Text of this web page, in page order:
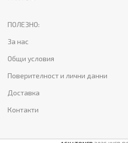
ПОЛЕЗНО:
За нас
Общи условия
Поверителност и лични данни
Доставка
Контакти
Тонер